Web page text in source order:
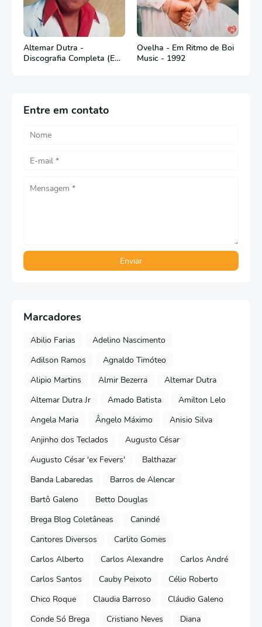
Altemar Dutra -
Discografia Completa (Em
Ovelha - Em Ritmo de Boi
Music - 1992
Entre em contato
Marcadores
Abilio Farias
Adelino Nascimento
Adilson Ramos
Agnaldo Timóteo
Alipio Martins
Almir Bezerra
Altemar Dutra
Altemar Dutra Jr
Amado Batista
Amilton Lelo
Angela Maria
Ângelo Máximo
Anisio Silva
Anjinho dos Teclados
Augusto César
Augusto César 'ex Fevers'
Balthazar
Banda Labaredas
Barros de Alencar
Bartô Galeno
Betto Douglas
Brega Blog Coletâneas
Canindé
Cantores Diversos
Carlito Gomes
Carlos Alberto
Carlos Alexandre
Carlos André
Carlos Santos
Cauby Peixoto
Célio Roberto
Chico Roque
Claudia Barroso
Cláudio Galeno
Conde Só Brega
Cristiano Neves
Diana